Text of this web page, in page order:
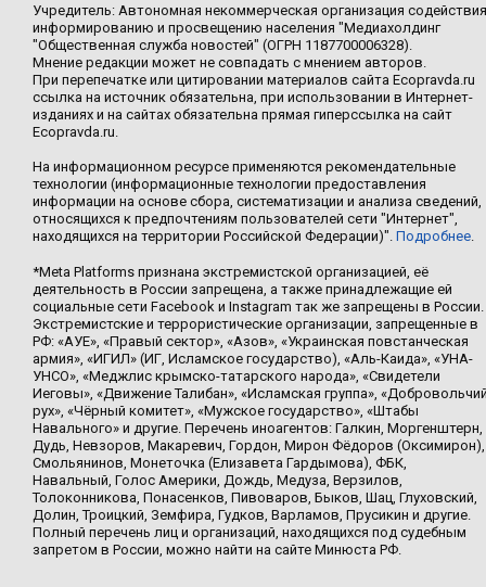
Учредитель: Автономная некоммерческая организация содействия
информированию и просвещению населения "Медиахолдинг
"Общественная служба новостей" (ОГРН 1187700006328).
Мнение редакции может не совпадать с мнением авторов.
При перепечатке или цитировании материалов сайта Ecopravda.ru
ссылка на источник обязательна, при использовании в Интернет-
изданиях и на сайтах обязательна прямая гиперссылка на сайт
Ecopravda.ru.
На информационном ресурсе применяются рекомендательные
технологии (информационные технологии предоставления
информации на основе сбора, систематизации и анализа сведений,
относящихся к предпочтениям пользователей сети "Интернет",
находящихся на территории Российской Федерации)". Подробнее
*Meta Platforms признана экстремистской организацией, её
деятельность в России запрещена, а также принадлежащие ей
социальные сети Facebook и Instagram так же запрещены в России.
Экстремистские и террористические организации, запрещенные в
РФ: «АУЕ», «Правый сектор», «Азов», «Украинская повстанческая
армия», «ИГИЛ» (ИГ, Исламское государство), «Аль-Каида», «УНА-
УНСО», «Меджлис крымско-татарского народа», «Свидетели
Иеговы», «Движение Талибан», «Исламская группа»,
рух», «Чёрный комитет», «Мужское государство», «Штабы
Навального» и другие. Перечень иноагентов: Галкин, Моргенштерн,
Дудь, Невзоров, Макаревич, Гордон, Мирон Фёдоров (Оксимирон),
Смольянинов, Монеточка (Елизавета Гардымова), ФБК,
Навальный, Голос Америки, Дождь, Медуза, Верзилов,
Толоконникова, Понасенков, Пивоваров, Быков, Шац, Глуховский,
Долин, Троицкий, Земфира, Гудков, Варламов, Прусикин и другие.
Полный перечень лиц и организаций, находящихся под судебным
запретом в России, можно найти на сайте Минюста РФ.